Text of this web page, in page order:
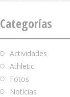
Categorías
Actividades
Athletic
Fotos
Noticias